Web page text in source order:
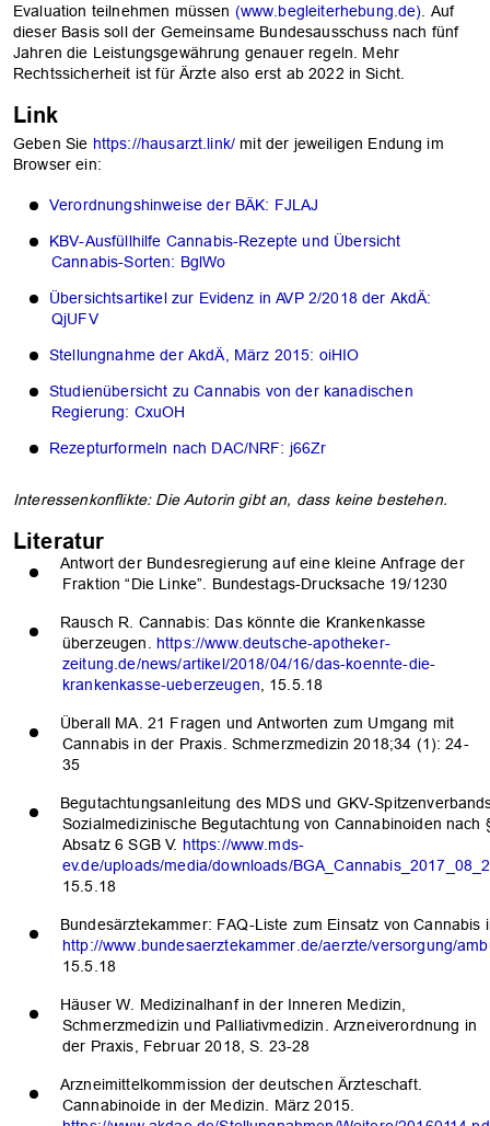
OK
Evaluation teilnehmen müssen (www.begleiterhebung.de) . Auf
dieser Basis soll der Gemeinsame Bundesausschuss nach fünf
Jahren die Leistungsgewährung genauer regeln. Mehr
Rechtssicherheit ist für Ärzte also erst ab 2022 in Sicht.
Link
Geben Sie https://hausarzt.link/ mit der jeweiligen Endung im
Browser ein:
Verordnungshinweise der BÄK: FJLAJ
KBV-Ausfüllhilfe Cannabis-Rezepte und Übersicht
Cannabis-Sorten: BglWo
Übersichtsartikel zur Evidenz in AVP 2/2018 der AkdÄ:
QjUFV
Stellungnahme der AkdÄ, März 2015: oiHIO
Studienübersicht zu Cannabis von der kanadischen
Regierung: CxuOH
Rezepturformeln nach DAC/NRF: j66Zr
Interessenkonflikte: Die Autorin gibt an, dass keine bestehen.
Literatur
Antwort der Bundesregierung auf eine kleine Anfrage der
Fraktion “Die Linke”. Bundestags-Drucksache 19/1230
Rausch R. Cannabis: Das könnte die Krankenkasse
überzeugen. https://www.deutsche-apotheker-
zeitung.de/news/artikel/2018/04/16/das-koennte-die-
krankenkasse-ueberzeugen , 15.5.18
Überall MA. 21 Fragen und Antworten zum Umgang mit
Cannabis in der Praxis. Schmerzmedizin 2018;34 (1): 24-
35
Begutachtungsanleitung des MDS und GKV-
Sozialmedizinische Begutachtung von Cannabinoiden nach
Absatz 6 SGB V. https://www.mds-
ev.de/uploads/media/downloads/
15.5.18
Bundesärztekammer: FAQ-Liste zum Einsatz von Cannabis
http://www.bundesaerztekammer.de/aerzte/versorgung/
15.5.18
Häuser W. Medizinalhanf in der Inneren Medizin,
Schmerzmedizin und Palliativmedizin. Arzneiverordnung in
der Praxis, Februar 2018, S. 23-28
Arzneimittelkommission der deutschen Ärzteschaft.
Cannabinoide in der Medizin. März 2015.